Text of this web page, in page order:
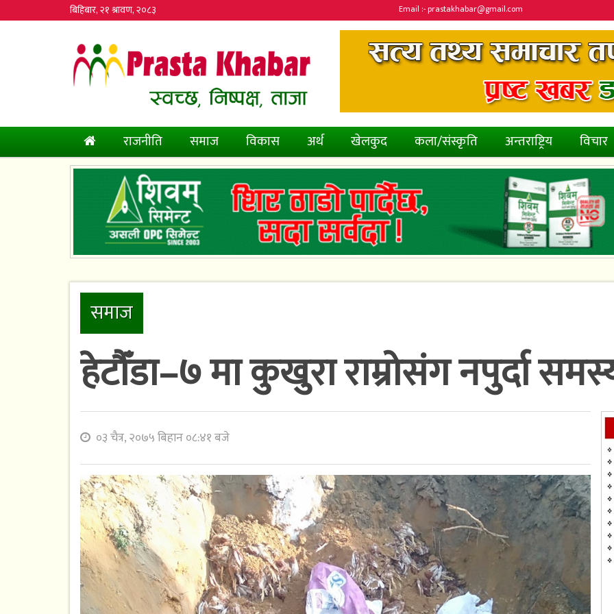
बिहिबार, २१ श्रावण, २०८३ Email :- prastakhabar@gmail.com
(current)
राजनीति समाज विकास अर्थ खेलकुद कला/संस्कृति अन्तराष्ट्रिय विचार
समाज
हेटौँडा–७ मा कुखुरा राम्रोसंग नपुर्दा
०३ चैत्र, २०७५ बिहान ०८:४१ बजे